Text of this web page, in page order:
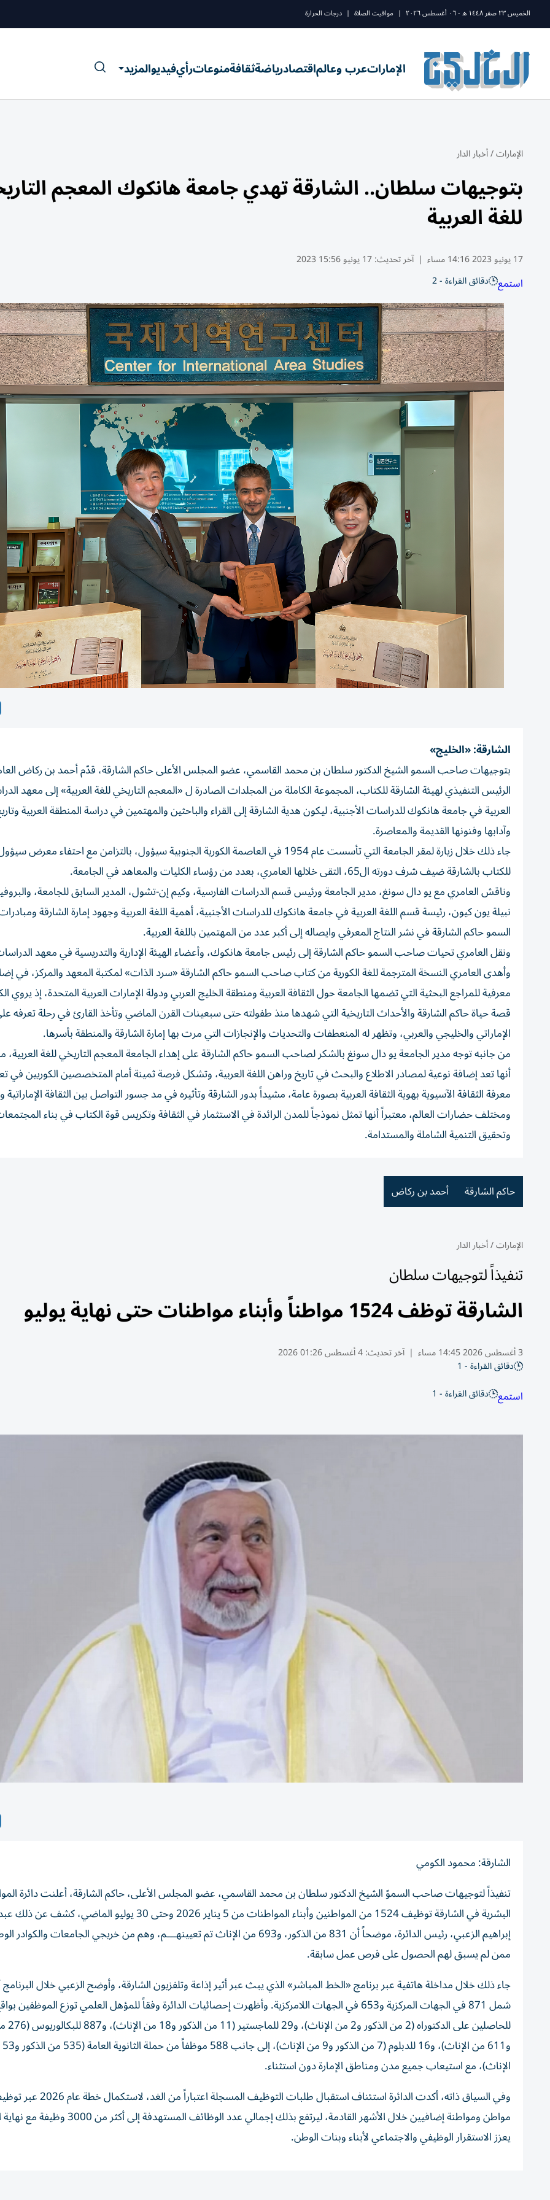
الخميس ٢٣ صفر ١٤٤٨ ه - ٠٦ أغسطس ٢٠٢٦ | مواقيت الصلاة | درجات الحرارة
الإماراتعرب وعالماقتصادرياضةثقافةمنوعاترأيفيديوالمزيد
الإمارات/أخبار الدار
بتوجيهات سلطان.. الشارقة تهدي جامعة هانكوك المعجم
للغة العربية
17 يونيو 2023 14:16 مساء | آخر تحديث:17 يونيو 15:56 2023
استمع دقائق القراءة - 2
الشارقة: «الخليج»
بتوجيهات صاحب السمو الشيخ الدكتور سلطان بن محمد القاسمي، عضو المجلس الأعلى حاكم الشارقة، قدّم أحمد بن ركاض
الرئيس التنفيذي لهيئة الشارقة للكتاب، المجموعة الكاملة من المجلدات الصادرة ل «المعجم التاريخي للغة العربية» إلى معهد
العربية في جامعة هانكوك للدراسات الأجنبية، ليكون هدية الشارقة إلى القراء والباحثين والمهتمين في دراسة المنطقة العربية
وآدابها وفنونها القديمة والمعاصرة.
جاء ذلك خلال زيارة لمقر الجامعة التي تأسست عام 1954 في العاصمة الكورية الجنوبية سيؤول، بالتزامن مع احتفاء
للكتاب بالشارقة ضيف شرف دورته ال65، التقى خلالها العامري، بعدد من رؤساء الكليات والمعاهد في الجامعة.
وناقش العامري مع يو دال سونغ، مدير الجامعة ورئيس قسم الدراسات الفارسية، وكيم إن-تشول، المدير السابق للجامعة،
نبيلة يون كيون، رئيسة قسم اللغة العربية في جامعة هانكوك للدراسات الأجنبية، أهمية اللغة العربية وجهود إمارة الشارقة
السمو حاكم الشارقة في نشر النتاج المعرفي وايصاله إلى أكبر عدد من المهتمين باللغة العربية.
ونقل العامري تحيات صاحب السمو حاكم الشارقة إلى رئيس جامعة هانكوك، وأعضاء الهيئة الإدارية والتدريسية في معهد
وأهدى العامري النسخة المترجمة للغة الكورية من كتاب صاحب السمو حاكم الشارقة «سرد الذات» لمكتبة المعهد والمركز، في
معرفية للمراجع البحثية التي تضمها الجامعة حول الثقافة العربية ومنطقة الخليج العربي ودولة الإمارات العربية المتحدة، إذ يروي
قصة حياة حاكم الشارقة والأحداث التاريخية التي شهدها منذ طفولته حتى سبعينات القرن الماضي وتأخذ القارئ في رحلة تعرفه
الإماراتي والخليجي والعربي، وتظهر له المنعطفات والتحديات والإنجازات التي مرت بها إمارة الشارقة والمنطقة بأسرها.
من جانبه توجه مدير الجامعة يو دال سونغ بالشكر لصاحب السمو حاكم الشارقة على إهداء الجامعة المعجم التاريخي للغة العربية،
أنها تعد إضافة نوعية لمصادر الاطلاع والبحث في تاريخ وراهن اللغة العربية، وتشكل فرصة ثمينة أمام المتخصصين الكوريين في
معرفة الثقافة الآسيوية بهوية الثقافة العربية بصورة عامة، مشيداً بدور الشارقة وتأثيره في مد جسور التواصل بين الثقافة الإماراتية
ومختلف حضارات العالم، معتبراً أنها تمثل نموذجاً للمدن الرائدة في الاستثمار في الثقافة وتكريس قوة الكتاب في بناء
وتحقيق التنمية الشاملة والمستدامة.
حاكم الشارقة أحمد بن ركاض
الإمارات/أخبار الدار
تنفيذاً لتوجيهات سلطان
الشارقة توظف 1524 مواطناً وأبناء مواطنات حتى نهاية يوليو
3 أغسطس 2026 14:45 مساء | آخر تحديث:4 أغسطس 01:26 2026
دقائق القراءة - 1
استمع دقائق القراءة - 1
الشارقة: محمود الكومي
تنفيذاً لتوجيهات صاحب السموّ الشيخ الدكتور سلطان بن محمد القاسمي، عضو المجلس الأعلى، حاكم الشارقة، أعلنت دائرة
البشرية في الشارقة توظيف 1524 من المواطنين وأبناء المواطنات من 5 يناير 2026 وحتى 30 يوليو الماضي،
إبراهيم الزعبي، رئيس الدائرة، موضحاً أن 831 من الذكور، و693 من الإناث تم تعيينهـــم، وهم من خريجي الجامعات
ممن لم يسبق لهم الحصول على فرص عمل سابقة.
جاء ذلك خلال مداخلة هاتفية عبر برنامج «الخط المباشر» الذي يبث عبر أثير إذاعة وتلفزيون الشارقة، وأوضح الزعبي خلال البرنامج
للحاصلين
الإناث)، مع استيعاب جميع مدن ومناطق الإمارة دون استثناء.
مواطن ومواطنة إضافيين خلال الأشهر القادمة، ليرتفع بذلك إجمالي عدد الوظائف
يعزز الاستقرار الوظيفي والاجتماعي لأبناء وبنات الوطن.